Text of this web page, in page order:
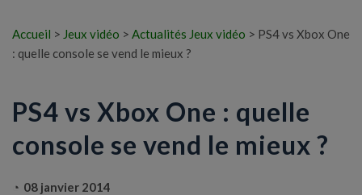
Accueil > Jeux vidéo > Actualités Jeux vidéo > PS4 vs Xbox One
: quelle console se vend le mieux ?
PS4 vs Xbox One : quelle
console se vend le mieux ?
08 janvier 2014